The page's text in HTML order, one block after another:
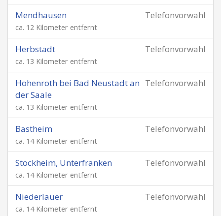
Telefonvorwahl
Mendhausen
ca. 12 Kilometer entfernt
Telefonvorwahl
Herbstadt
ca. 13 Kilometer entfernt
Telefonvorwahl
Hohenroth bei Bad Neustadt an
der Saale
ca. 13 Kilometer entfernt
Telefonvorwahl
Bastheim
ca. 14 Kilometer entfernt
Telefonvorwahl
Stockheim, Unterfranken
ca. 14 Kilometer entfernt
Telefonvorwahl
Niederlauer
ca. 14 Kilometer entfernt